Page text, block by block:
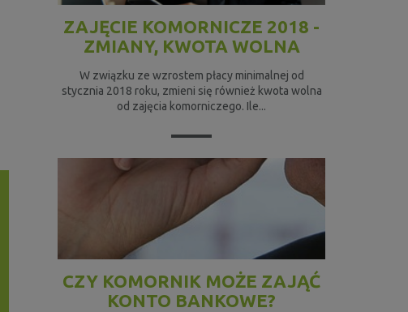
ZAJĘCIE KOMORNICZE 2018 -
ZMIANY, KWOTA WOLNA
W związku ze wzrostem płacy minimalnej od
stycznia 2018 roku, zmieni się również kwota wolna
od zajęcia komorniczego. Ile...
CZY KOMORNIK MOŻE ZAJĄĆ
KONTO BANKOWE?